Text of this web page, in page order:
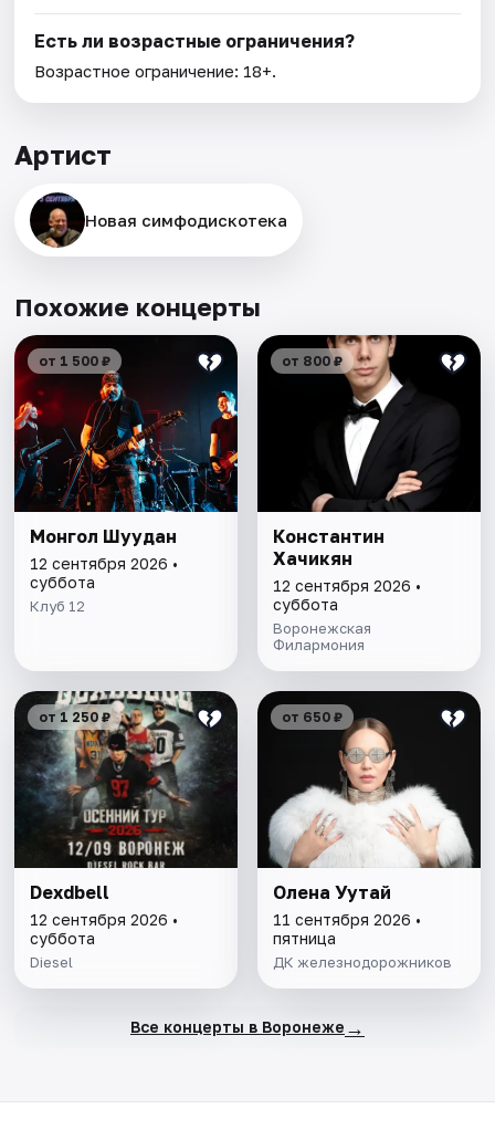
Есть ли возрастные ограничения?
Возрастное ограничение: 18+.
Артист
Новая симфодискотека
Похожие концерты
от 1 500 ₽
Монгол Шуудан
12 сентября 2026 •
суббота
Клуб 12
от 800 ₽
Константин
Хачикян
12 сентября 2026 •
суббота
Воронежская
Филармония
от 1 250 ₽
Dexdbell
12 сентября 2026 •
суббота
Diesel
от 650 ₽
Олена Уутай
11 сентября 2026 •
пятница
ДК железнодорожников
Все концерты в Воронеже →